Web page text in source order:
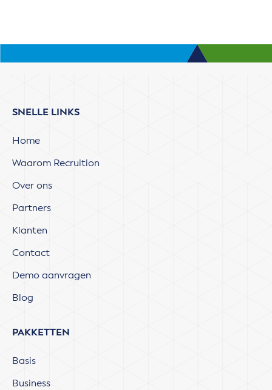
SNELLE LINKS
Home
Waarom Recruition
Over ons
Partners
Klanten
Contact
Demo aanvragen
Blog
PAKKETTEN
Basis
Business